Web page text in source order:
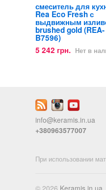
смеситель для
Rea Eco Fresh с
выдвижным
brushed gold (REA-
B7596)
5 242 грн. Нет в
info@keramis.in.ua
+380963577007
При использовании
© 2026 Keramis.in.ua